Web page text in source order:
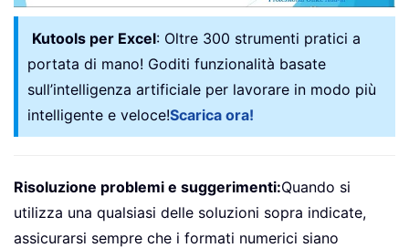
Kutools per Excel: Oltre 300 strumenti pratici a
portata di mano! Goditi funzionalità basate
sull’intelligenza artificiale per lavorare in modo più
intelligente e veloce!Scarica ora!
Risoluzione problemi e suggerimenti:Quando si
utilizza una qualsiasi delle soluzioni sopra indicate,
assicurarsi sempre che i formati numerici siano